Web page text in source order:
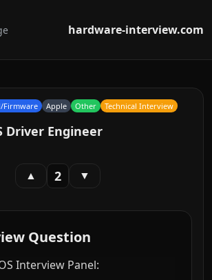
hardware-interview.com
Firmware Apple Other Technical Interview
Driver Engineer
▲ 2 ▼
Question
Interview Panel: